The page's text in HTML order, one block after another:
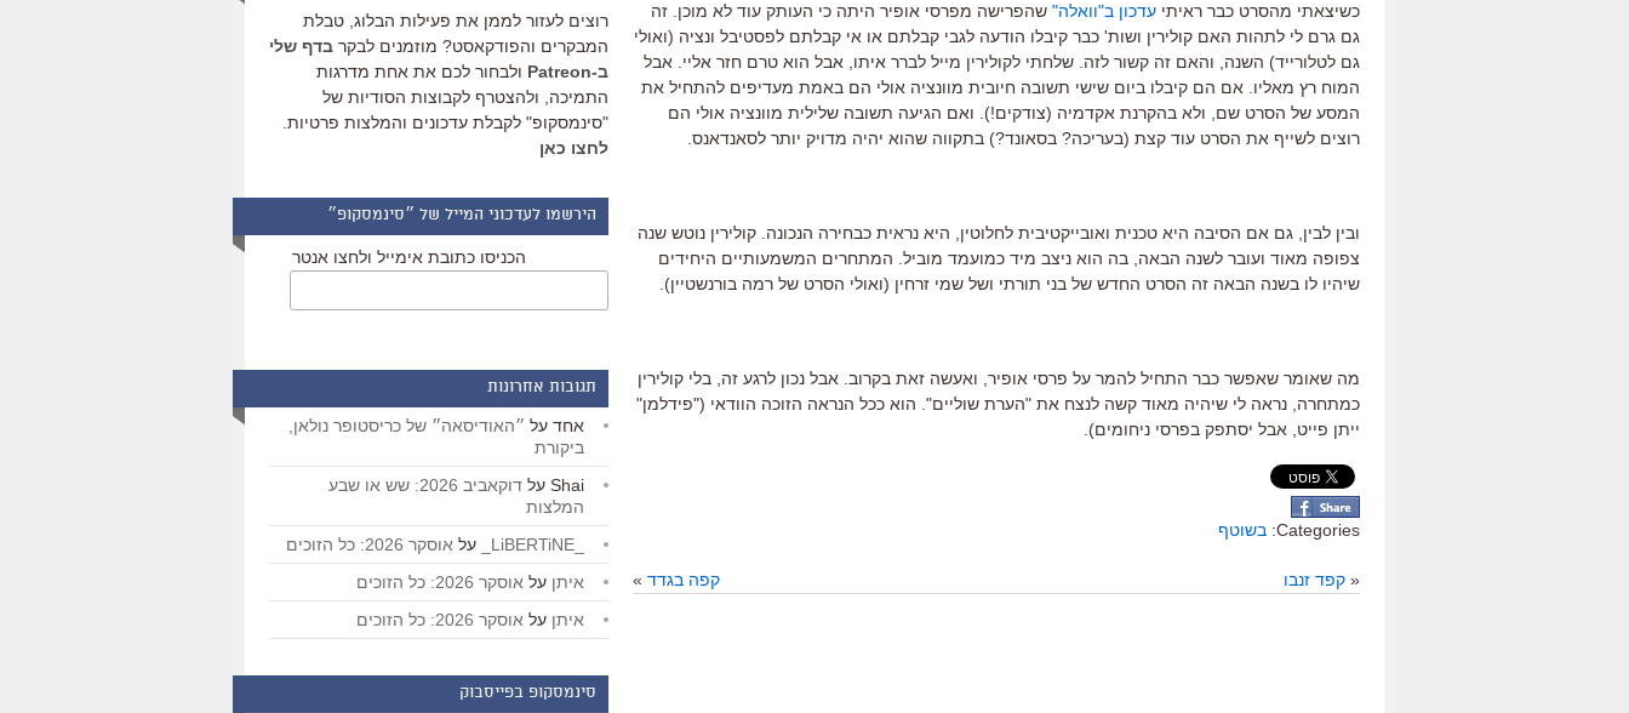
כשיצאתי מהסרט כבר ראיתי עדכון ב"וואלה" שהפרישה מפרסי אופיר היתה כי העותק עוד לא מוכן. זה
גם גרם לי לתהות האם קולירין ושות' כבר קיבלו הודעה לגבי קבלתם או אי קבלתם לפסטיבל ונציה (ואולי
גם לטלורייד) השנה, והאם זה קשור לזה. שלחתי לקולירין מייל לברר איתו, אבל הוא טרם חזר אליי. אבל
המוח רץ מאליו. אם הם קיבלו ביום שישי תשובה חיובית מוונציה אולי הם באמת מעדיפים להתחיל את
המסע של הסרט שם, ולא בהקרנת אקדמיה (צודקים!). ואם הגיעה תשובה שלילית מוונציה אולי הם
רוצים לשייף את הסרט עוד קצת (בעריכה? בסאונד?) בתקווה שהוא יהיה מדויק יותר לסאנדאנס.
ובין לבין, גם אם הסיבה היא טכנית ואובייקטיבית לחלוטין, היא נראית כבחירה הנכונה. קולירין נוטש שנה
צפופה מאוד ועובר לשנה הבאה, בה הוא ניצב מיד כמועמד מוביל. המתחרים המשמעותיים היחידים
שיהיו לו בשנה הבאה זה הסרט החדש של בני תורתי ושל שמי זרחין (ואולי הסרט של רמה בורנשטיין).
מה שאומר שאפשר כבר התחיל להמר על פרסי אופיר, ואעשה זאת בקרוב. אבל נכון לרגע זה, בלי קולירין
כמתחרה, נראה לי שיהיה מאוד קשה לנצח את "הערת שוליים". הוא ככל הנראה הזוכה הוודאי ("פידלמן"
ייתן פייט, אבל יסתפק בפרסי ניחומים).
Categories: בשוטף
« קפד זנבו קפה בגדד »
רוצים לעזור לממן את פעילות הבלוג, טבלת
המבקרים והפודקאסט? מוזמנים לבקר בדף שלי
ב-Patreon
ולבחור לכם את אחת מדרגות
התמיכה, ולהצטרף לקבוצות הסודיות של
"סינמסקופ" לקבלת עדכונים והמלצות פרטיות.
לחצו כאן
הירשמו לעדכוני המייל של ״סינמסקופ״
הכניסו כתובת אימייל ולחצו אנטר
תגובות אחרונות
אחד על ״האודיסאה״ של כריסטופר נולאן,
ביקורת
Shai על
דוקאביב 2026: שש או שבע
המלצות
על אוסקר 2026: כל הזוכים
איתן על אוסקר 2026: כל הזוכים
איתן על אוסקר 2026: כל הזוכים
סינמסקופ בפייסבוק